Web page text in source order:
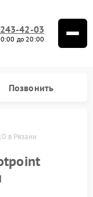
42-03
до 20:00
Позвонить
в Рязани